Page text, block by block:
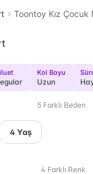
Toontoy Kız Çocuk
Kol Boyu
Uzun
5 Farklı Beden
4 Yaş
4 Farklı Renk